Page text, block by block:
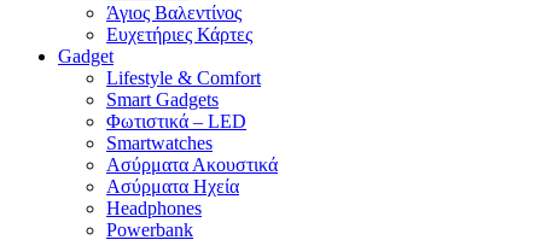
Άγιος Βαλεντίνος
Ευχετήριες Κάρτες
Gadget
Lifestyle & Comfort
Smart Gadgets
Φωτιστικά – LED
Smartwatches
Ασύρματα Ακουστικά
Ασύρματα Ηχεία
Headphones
Powerbank